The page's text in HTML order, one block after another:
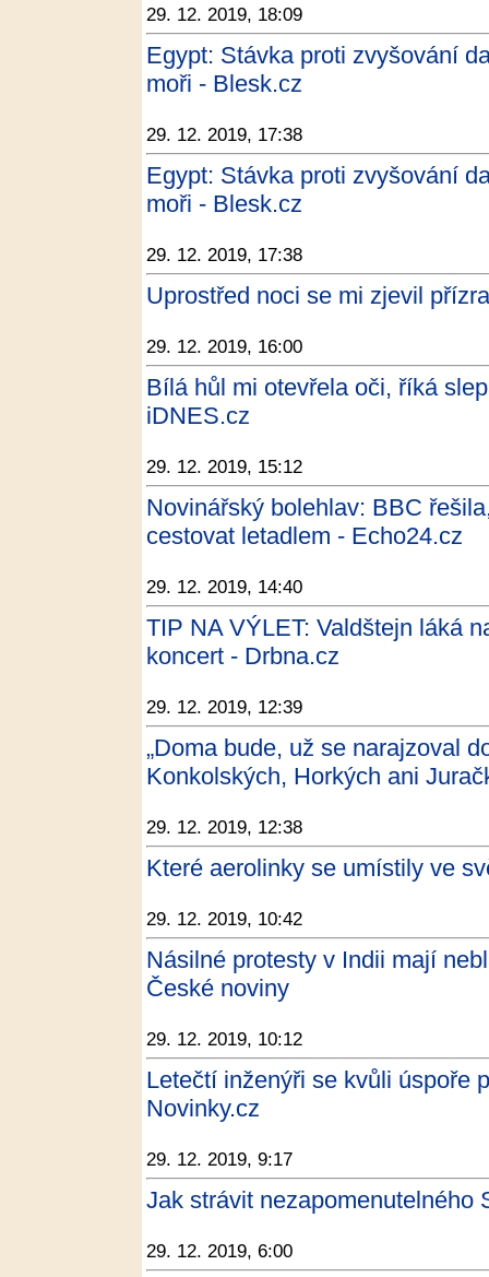
29. 12. 2019, 18:09
Egypt: Stávka proti zvyšování
moři - Blesk.cz
29. 12. 2019, 17:38
Egypt: Stávka proti zvyšování
moři - Blesk.cz
29. 12. 2019, 17:38
Uprostřed noci se mi zjevil
29. 12. 2019, 16:00
Bílá hůl mi otevřela oči, říká
iDNES.cz
29. 12. 2019, 15:12
Novinářský bolehlav: BBC
cestovat letadlem - Echo24.cz
29. 12. 2019, 14:40
TIP NA VÝLET: Valdštejn láká
koncert - Drbna.cz
29. 12. 2019, 12:39
„Doma bude, už se narajzoval
Konkolských, Horkých ani
29. 12. 2019, 12:38
Které aerolinky se umístily ve
29. 12. 2019, 10:42
Násilné protesty v Indii mají
České noviny
29. 12. 2019, 10:12
Letečtí inženýři se kvůli úspoře
Novinky.cz
29. 12. 2019, 9:17
Jak strávit nezapomenutelného
29. 12. 2019, 6:00